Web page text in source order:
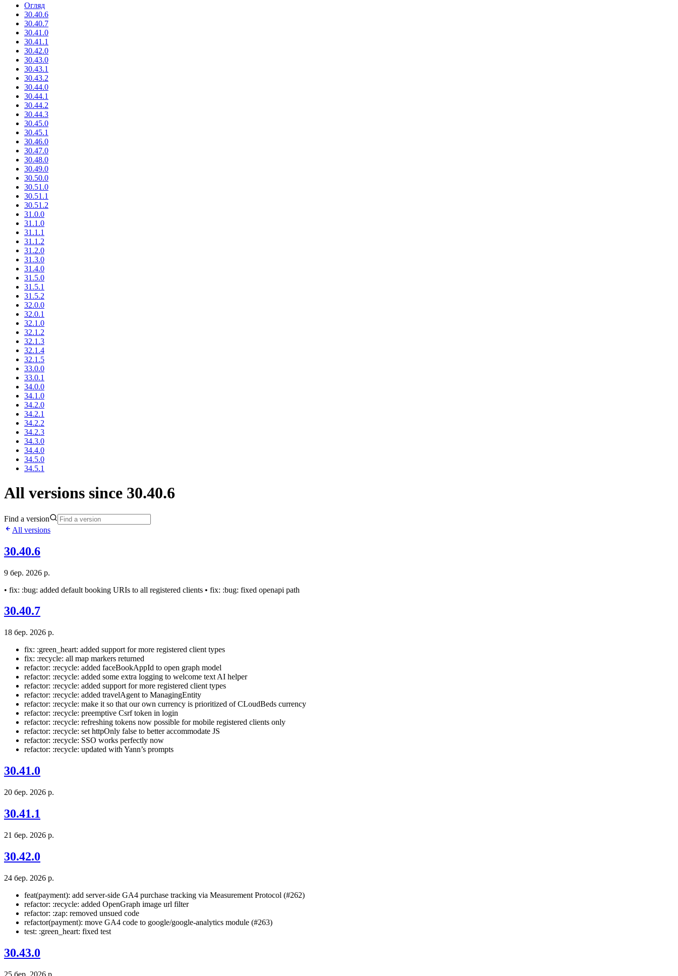
Огляд
30.40.6
30.40.7
30.41.0
30.41.1
30.42.0
30.43.0
30.43.1
30.43.2
30.44.0
30.44.1
30.44.2
30.44.3
30.45.0
30.45.1
30.46.0
30.47.0
30.48.0
30.49.0
30.50.0
30.51.0
30.51.1
30.51.2
31.0.0
31.1.0
31.1.1
31.1.2
31.2.0
31.3.0
31.4.0
31.5.0
31.5.1
31.5.2
32.0.0
32.0.1
32.1.0
32.1.2
32.1.3
32.1.4
32.1.5
33.0.0
33.0.1
34.0.0
34.1.0
34.2.0
34.2.1
34.2.2
34.2.3
34.3.0
34.4.0
34.5.0
34.5.1
All versions since 30.40.6
Find a version
All versions
30.40.6
9 бер. 2026 р.
• fix: :bug: added default booking URIs to all registered clients • fix: :bug: fixed openapi path
30.40.7
18 бер. 2026 р.
fix: :green_heart: added support for more registered client types
fix: :recycle: all map markers returned
refactor: :recycle: added faceBookAppId to open graph model
refactor: :recycle: added some extra logging to welcome text AI helper
refactor: :recycle: added support for more registered client types
refactor: :recycle: added travelAgent to ManagingEntity
refactor: :recycle: make it so that our own currency is prioritized of CLoudBeds currency
refactor: :recycle: preemptive Csrf token in login
refactor: :recycle: refreshing tokens now possible for mobile registered clients only
refactor: :recycle: set httpOnly false to better accommodate JS
refactor: :recycle: SSO works perfectly now
refactor: :recycle: updated with Yann’s prompts
30.41.0
20 бер. 2026 р.
30.41.1
21 бер. 2026 р.
30.42.0
24 бер. 2026 р.
feat(payment): add server-side GA4 purchase tracking via Measurement Protocol (#262)
refactor: :recycle: added OpenGraph image url filter
refactor: :zap: removed unsued code
refactor(payment): move GA4 code to google/google-analytics module (#263)
test: :green_heart: fixed test
30.43.0
25 бер. 2026 р.